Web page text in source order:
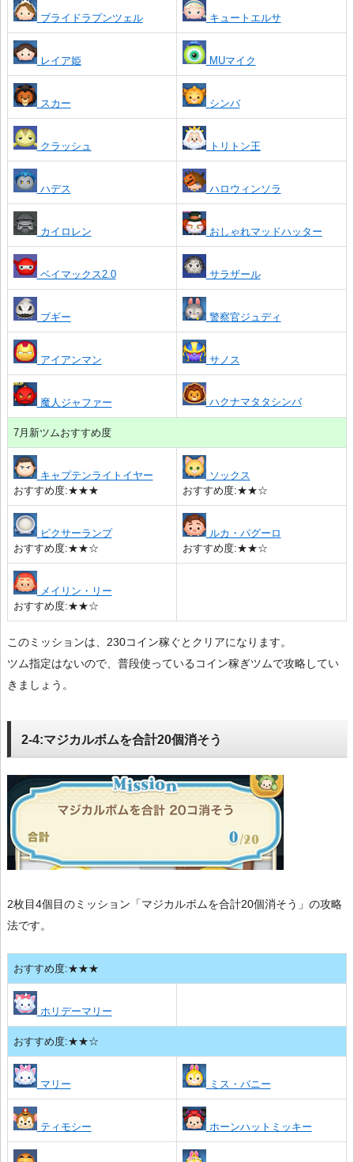
ブライドラプンツェル キュートエルサ
レイア姫 MUマイク
スカー シンバ
クラッシュ トリトン王
ハデス ハロウィンソラ
カイロレン おしゃれマッドハッター
ベイマックス2.0 サラザール
ブギー 警察官ジュディ
アイアンマン サノス
魔人ジャファー ハクナマタタシンバ
7月新ツムおすすめ度
キャプテンライトイヤー
おすすめ度:★★★
ソックス
おすすめ度:★★☆
ピクサーランプ
おすすめ度:★★☆
ルカ・パグーロ
おすすめ度:★★☆
メイリン・リー
おすすめ度:★★☆
このミッションは、230コイン稼ぐとクリアになります。
ツム指定はないので、普段使っているコイン稼ぎツムで攻略してい
きましょう。
2-4:マジカルボムを合計20個消そう
2枚目4個目のミッション「マジカルボムを合計20個消そう」の攻略
法です。
おすすめ度:★★★
ホリデーマリー
おすすめ度:★★☆
マリー ミス・バニー
ティモシー ホーンハットミッキー